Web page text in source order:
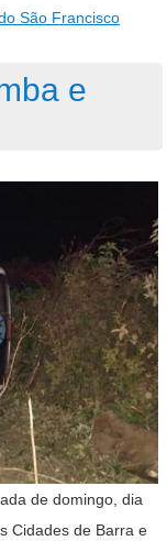
São Francisco
e
de domingo, dia
Cidades de Barra e